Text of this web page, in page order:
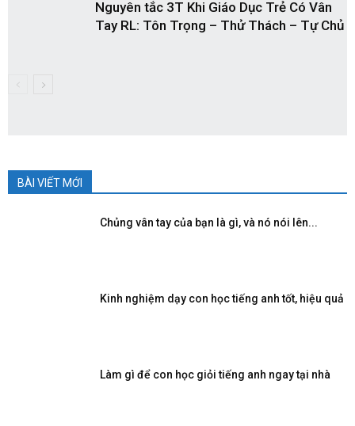
Nguyên tắc 3T Khi Giáo Dục Trẻ Có Vân
Tay RL: Tôn Trọng – Thử Thách – Tự Chủ
BÀI VIẾT MỚI
Chủng vân tay của bạn là gì, và nó nói lên...
Kinh nghiệm dạy con học tiếng anh tốt, hiệu quả
Làm gì để con học giỏi tiếng anh ngay tại nhà